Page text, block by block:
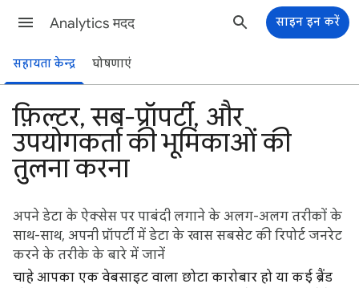
Analytics मदद साइन इन करें
सहायता केन्द्र घोषणाएं
फ़िल्टर, सब-प्रॉपर्टी, और
उपयोगकर्ता की भूमिकाओं की
तुलना करना
अपने डेटा के ऐक्सेस पर पाबंदी लगाने के अलग-अलग तरीकों के
साथ-साथ, अपनी प्रॉपर्टी में डेटा के खास सबसेट की रिपोर्ट जनरेट
करने के तरीके के बारे में जानें
चाहे आपका एक वेबसाइट वाला छोटा कारोबार हो या कई ब्रैंड